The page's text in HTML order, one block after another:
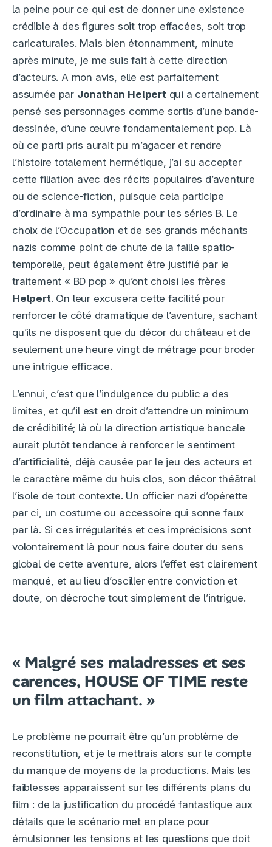
la peine pour ce qui est de donner une existence
crédible à des figures soit trop effacées, soit trop
caricaturales. Mais bien étonnamment, minute
après minute, je me suis fait à cette direction
d’acteurs. A mon avis, elle est parfaitement
assumée par Jonathan Helpert qui a certainement
pensé ses personnages comme sortis d’une bande-
dessinée, d’une œuvre fondamentalement pop. Là
où ce parti pris aurait pu m’agacer et rendre
l’histoire totalement hermétique, j’ai su accepter
cette filiation avec des récits populaires d’aventure
ou de science-fiction, puisque cela participe
d’ordinaire à ma sympathie pour les séries B. Le
choix de l’Occupation et de ses grands méchants
nazis comme point de chute de la faille spatio-
temporelle, peut également être justifié par le
traitement « BD pop » qu’ont choisi les frères
Helpert. On leur excusera cette facilité pour
renforcer le côté dramatique de l’aventure, sachant
qu’ils ne disposent que du décor du château et de
seulement une heure vingt de métrage pour broder
une intrigue efficace.
L’ennui, c’est que l’indulgence du public a des
limites, et qu’il est en droit d’attendre un minimum
de crédibilité; là où la direction artistique bancale
aurait plutôt tendance à renforcer le sentiment
d’artificialité, déjà causée par le jeu des acteurs et
le caractère même du huis clos, son décor théâtral
l’isole de tout contexte. Un officier nazi d’opérette
par ci, un costume ou accessoire qui sonne faux
par là. Si ces irrégularités et ces imprécisions sont
volontairement là pour nous faire douter du sens
global de cette aventure, alors l’effet est clairement
manqué, et au lieu d’osciller entre conviction et
doute, on décroche tout simplement de l’intrigue.
« Malgré ses maladresses et ses
carences, HOUSE OF TIME reste
un film attachant. »
Le problème ne pourrait être qu’un problème de
reconstitution, et je le mettrais alors sur le compte
du manque de moyens de la productions. Mais les
faiblesses apparaissent sur les différents plans du
film : de la justification du procédé fantastique aux
détails que le scénario met en place pour
émulsionner les tensions et les questions que doit